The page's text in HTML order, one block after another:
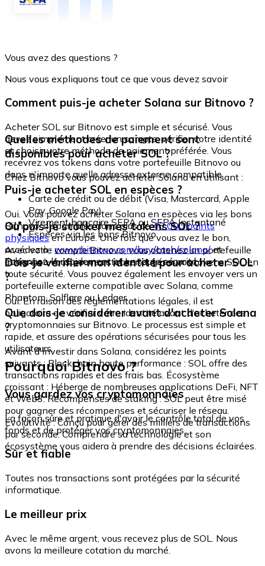
Vous avez des questions ?
Nous vous expliquons tout ce que vous devez savoir
Comment puis-je acheter Solana sur Bitnovo ?
Acheter SOL sur Bitnovo est simple et sécurisé. Vous
devez simplement créer un compte, vérifier votre identité
et choisir votre méthode de paiement préférée. Vous
recevrez vos tokens dans votre portefeuille Bitnovo ou
dans n'importe quelle adresse externe compatible.
Quelles méthodes de paiement sont
disponibles pour acheter SOL ?
Chez Bitnovo vous pouvez acheter Solana en utilisant :
Carte de crédit ou de débit (Visa, Mastercard, Apple
Pay, Google Pay)
Virement bancaire SEPA ou SEPA Instantané
Espèces via les bons Bitnovo
Puis-je acheter SOL en espèces ?
Oui. Vous pouvez acheter Solana en espèces via les bons
Bitnovo, disponibles dans plus de40 000 points
physiquesen Europe. Une fois que vous avez le bon,
accédez à : www.bitnovo.com/buy/cash/solana/et
échangez-le rapidement et en toute sécurité.
Où puis-je stocker mes tokens SOL ?
Avec votre compte Bitnovo, vous obtenez un portefeuille
intégré où vous pouvez stocker et gérer vos tokens SOL en
toute sécurité. Vous pouvez également les envoyer vers un
portefeuille externe compatible avec Solana, comme
Phantom, Solflare ou Ledger.
Dois-je vérifier mon identité pour acheter SOL
?
Oui. En raison des réglementations légales, il est
obligatoire de vérifier votre identité avant d'acheter des
cryptomonnaies sur Bitnovo. Le processus est simple et
rapide, et assure des opérations sécurisées pour tous les
utilisateurs.
Que dois-je considérer avant d'acheter Solana
?
Avant d'investir dans Solana, considérez les points
suivants : Blockchain haute performance : SOL offre des
transactions rapides et des frais bas. Écosystème
croissant : Héberge de nombreuses applications DeFi, NFT
et Web3. Récompenses de staking : SOL peut être misé
pour gagner des récompenses et sécuriser le réseau.
Évolutivité : Conçu pour gérer des milliers de transactions
par seconde. Comprendre sa technologie et son
écosystème vous aidera à prendre des décisions éclairées.
Pourquoi Bitnovo ?
Vous gardez vos cryptomonnaies
La façon sûre et pratique d'avoir le contrôle total de vos
fonds et de protéger vos cryptomonnaies.
Sûr et fiable
Toutes nos transactions sont protégées par la sécurité
informatique.
Le meilleur prix
Avec le même argent, vous recevez plus de SOL. Nous
avons la meilleure cotation du marché.